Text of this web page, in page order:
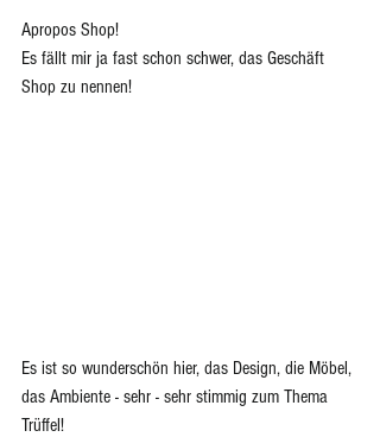
Apropos Shop!
Es fällt mir ja fast schon schwer, das Geschäft
Shop zu nennen!
Es ist so wunderschön hier, das Design, die Möbel,
das Ambiente - sehr - sehr stimmig zum Thema
Trüffel!